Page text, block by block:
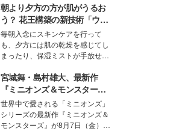
取締役兼クリエイティブディレク
ター・茅野しのぶ。一人ひとりの
個性に寄り添い、魅力を引き出す
衣装作りは、多くの女性たちに勇
気と自信を与え続けている。
朝より夕方の方が肌がうるお
う？ 花王構築の新技術「ウォ
ーターキャプチャリングスキ
ン（捕水肌）」がスキンケア
の常識を変える予感
毎朝入念にスキンケアを行って
も、夕方には肌の乾燥を感じてし
まったり、保湿ミストが手放せな
な美容の常識を大きく変える可能
性を秘めた、革新的な「Water
Capturing Skin（ウォーターキャ
プチャリングスキン：捕水肌）」
技術を、花王が構築した。
宮城舞・島村雄大、最新作
『ミニオンズ＆モンスター
ズ』の魅力熱弁 ハチャメチャ
だけじゃない“友情と絆”に感
動
世界中で愛される「ミニオンズ」
シリーズの最新作『ミニオンズ＆
モンスターズ』が8月7日（金）に